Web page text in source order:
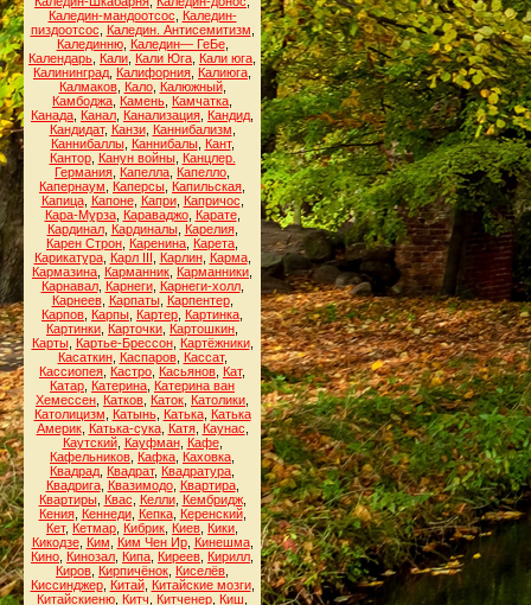
Каледин-мандоотсос
Каледин-
пиздоотсос
Каледин. Антисемитизм
Калединню, Каледин— ГеБе,
Календарь Кали Кали Юга Кали юга
Калининград Калифорния Калиюга
Калмаков, Кало, Калюжный,
Камбоджа Камень Камчатка
Канада Канал Канализация Кандид
Кандидат, Канзи, Каннибализм
Каннибаллы, Каннибалы, Кант,
Кантор, Канун войны, Канцлер.
Германия Капелла Капелло
Капернаум
Каперсы Капильская
Капица, Капоне, Капри, Капричос
Кара-Мурза, Караваджо, Карате,
Кардинал, Кардиналы, Карелия,
Карен Строн Каренина Карета
Карикатура, Карл III Карлин, Карма,
Кармазина Карманник Карманники
Карнавал, Карнеги, Карнеги-холл,
Карнеев, Карпаты, Карпентер,
Карпов Карпы Картер Картинка
Картинки Карточки Картошкин
Карты, Картье-Брессон, Картёжники,
Касаткин, Каспаров, Кассат,
Кассиопея Кастро Касьянов Кат,
Катар Катерина Катерина ван
Хемессен Катков Каток Католики
Католицизм
Катынь, Катька, Катька
Америк, Катька-сука, Катя, Каунас
Каутский, Кауфман, Кафе,
Кафельников Кафка Каховка
Квадрад Квадрат, Квадратура
Квадрига, Квазимодо, Квартира,
Квартиры, Квас Келли, Кембридж,
Кения, Кеннеди, Кепка, Керенский,
Кет, Кетмар Кибрик Киев Кики
Кикодзе, Ким Ким Чен Ир, Кинешма,
Кино Кинозал Кипа Киреев Кирилл
Киров Кирпичёнок Киселёв
Киссинджер, Китай, Китайские мозги,
Китайскиеню Китч Китченер Киш